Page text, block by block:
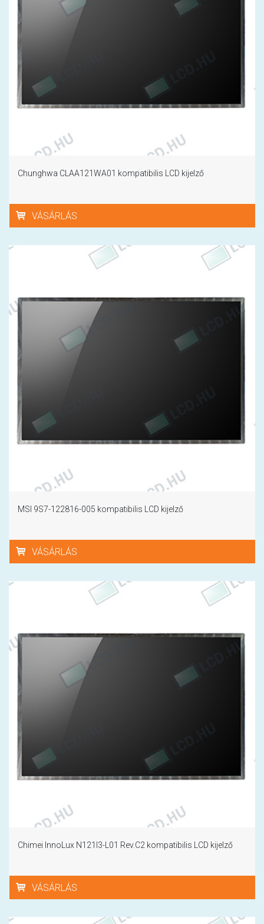
Chunghwa CLAA121WA01 kompatibilis LCD kijelző
VÁSÁRLÁS
MSI 9S7-122816-005 kompatibilis LCD kijelző
VÁSÁRLÁS
Chimei InnoLux N121I3-L01 Rev.C2 kompatibilis LCD kijelző
VÁSÁRLÁS